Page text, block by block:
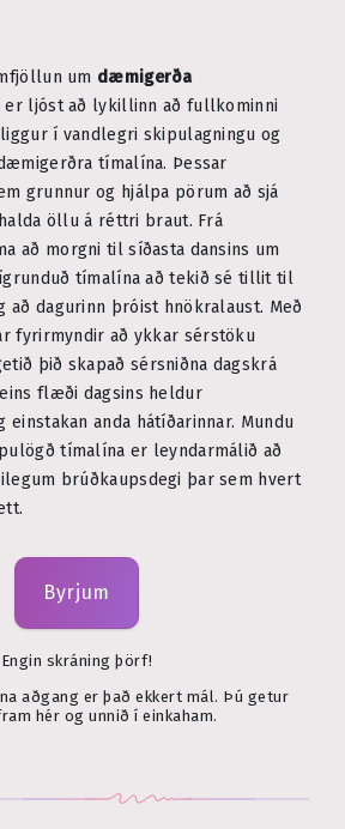
um dæmigerða
er ljóst að lykillinn að fullkominni
í vandlegri skipulagningu og
tímalína. Þessar
grunnur og hjálpa pörum að sjá
öllu á réttri braut. Frá
að morgni til síðasta dansins um
tímalína að tekið sé tillit til
að dagurinn þróist hnökralaust. Með
fyrirmyndir að ykkar sérstöku
þið skapað sérsniðna dagskrá
flæði dagsins heldur
anda hátíðarinnar. Mundu
tímalína er leyndarmálið að
brúðkaupsdegi þar sem hvert
Byrjum
Engin skráning þörf!
aðgang er það ekkert mál. Þú getur
hér og unnið í einkaham.